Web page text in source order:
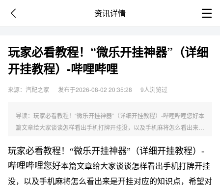
资讯详情
玩家必看教程！“微乐开挂神器”（详细
开挂教程）-哔哩哔哩
来源：汽配之家 发布于2026-08-02 20:35:28 9人浏览过
导读：玩家必看教程！“微乐开挂神器”（详细开挂教程）-哔哩哔哩您好本
篇文章给大家谈谈怎样看出手机打牌开挂没，以及手机麻将怎么看出来是
搜索微信 ...
玩家必看教程！“微乐开挂神器”（详细开挂教程）-
哔哩哔哩您好本篇文章给大家谈谈怎样看出手机打牌开挂
没，以及手机麻将怎么看出来是开挂对应的知识点，希望对